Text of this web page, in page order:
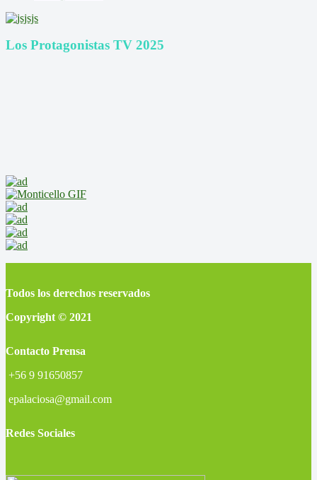
Los Protagonistas TV 2025
Todos los derechos reservados
Copyright © 2021
Contacto Prensa
+56 9 91650857
epalaciosa@gmail.com
Redes Sociales